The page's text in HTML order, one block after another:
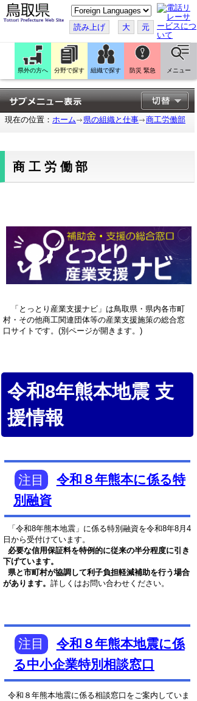
こ
の
ペ
ー
ジ
を
翻
訳
す
る
読み上げ 大 元
県外の方へ 分野で探す 組織で探す 防災 緊急 メニュー
現在の位置： ホーム 県の組織と仕事 商工労働部
商工労働部
「とっとり産業支援ナビ」は鳥取県・県内各市町
村・その他商工関連団体等の産業支援施策の総合窓
口サイトです。(別ページが開きます。)
令和8年熊本地震 支
援情報
注目
令和８年熊本に係る特
別融資
「令和8年熊本地震」に係る特別融資を令和8年8月4
日から受付けています。
必要な信用保証料を特例的に従来の半分程度に引き
下げています。
県と市町村が協調して利子負担軽減補助を行う場合
があります。 詳しくはお問い合わせください。
注目
令和８年熊本地震に係
る中小企業特別相談窓口
令和８年熊本地震に係る相談窓口をご案内していま